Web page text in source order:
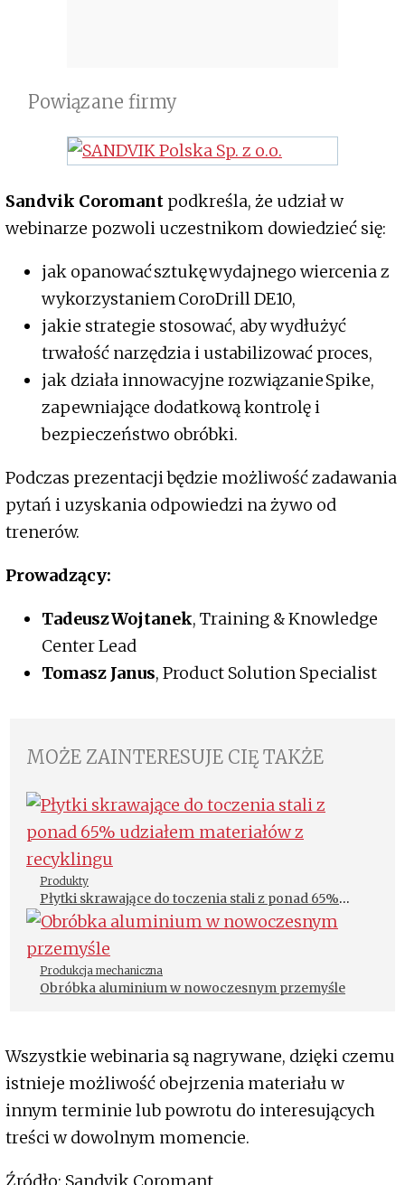
Powiązane firmy
Sandvik Coromant podkreśla, że udział w
webinarze pozwoli uczestnikom dowiedzieć się:
jak opanować sztukę wydajnego wiercenia z
wykorzystaniem CoroDrill DE10,
jakie strategie stosować, aby wydłużyć
trwałość narzędzia i ustabilizować proces,
jak działa innowacyjne rozwiązanie Spike,
zapewniające dodatkową kontrolę i
bezpieczeństwo obróbki.
Podczas prezentacji będzie możliwość zadawania
pytań i uzyskania odpowiedzi na żywo od
trenerów.
Prowadzący:
Tadeusz Wojtanek, Training & Knowledge
Center Lead
Tomasz Janus, Product Solution Specialist
MOŻE ZAINTERESUJE CIĘ TAKŻE
Produkty
Płytki skrawające do toczenia stali z ponad 65%
udziałem materiałów z recyklingu
Produkcja mechaniczna
Obróbka aluminium w nowoczesnym przemyśle
Wszystkie webinaria są nagrywane, dzięki czemu
istnieje możliwość obejrzenia materiału w
innym terminie lub powrotu do interesujących
treści w dowolnym momencie.